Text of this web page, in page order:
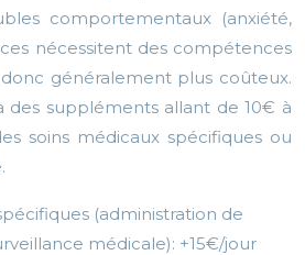
comportementaux (anxiété,
nécessitent des compétences
généralement plus coûteux.
des suppléments allant de 10€ à
soins médicaux spécifiques ou
(administration de
médicale): +15€/jour